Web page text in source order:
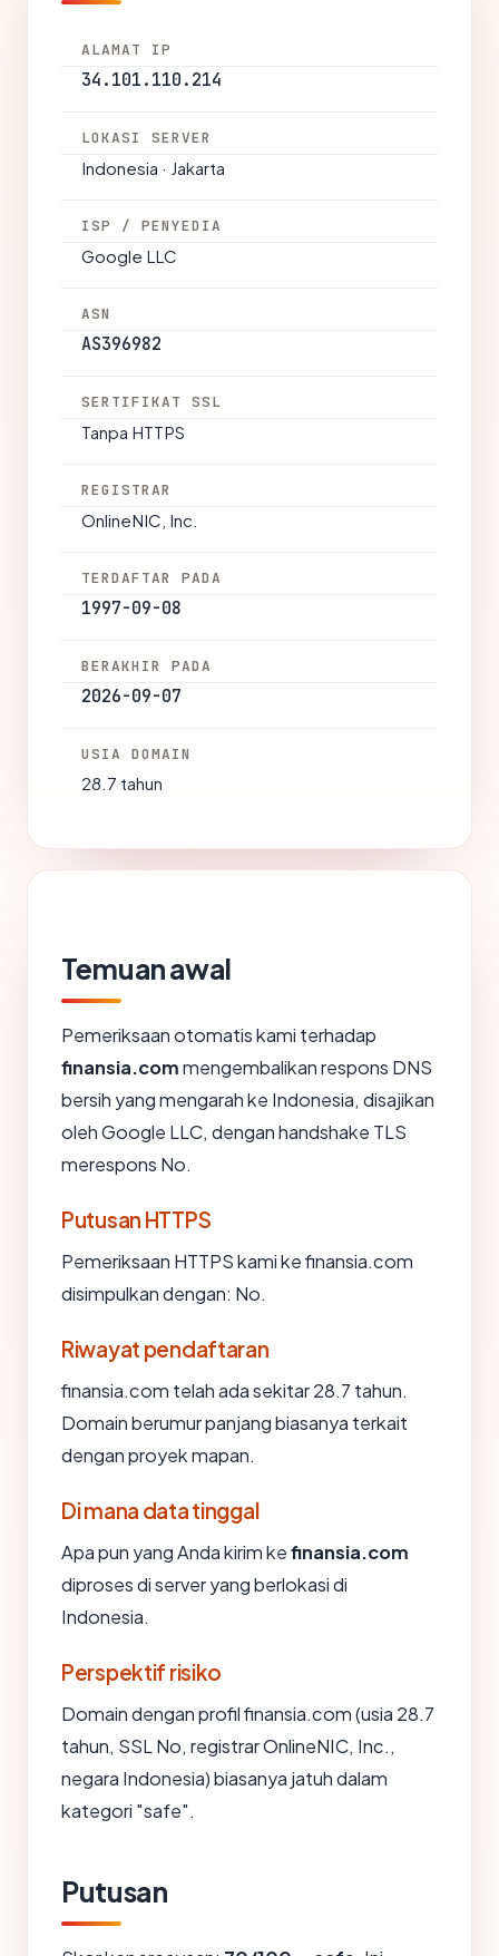
ALAMAT IP
34.101.110.214
LOKASI SERVER
Indonesia · Jakarta
ISP / PENYEDIA
Google LLC
ASN
AS396982
SERTIFIKAT SSL
Tanpa HTTPS
REGISTRAR
OnlineNIC, Inc.
TERDAFTAR PADA
1997-09-08
BERAKHIR PADA
2026-09-07
USIA DOMAIN
28.7 tahun
Temuan awal
Pemeriksaan otomatis kami terhadap
finansia.commengembalikan respons DNS
bersih yang mengarah ke Indonesia, disajikan
oleh Google LLC, dengan handshake TLS
merespons No.
Putusan HTTPS
Pemeriksaan HTTPS kami ke finansia.com
disimpulkan dengan: No.
Riwayat pendaftaran
finansia.com telah ada sekitar 28.7 tahun.
Domain berumur panjang biasanya terkait
dengan proyek mapan.
Di mana data tinggal
Apa pun yang Anda kirim kefinansia.com
diproses di server yang berlokasi di
Indonesia.
Perspektif risiko
Domain dengan profil finansia.com (usia 28.7
tahun, SSL No, registrar OnlineNIC, Inc.,
negara Indonesia) biasanya jatuh dalam
kategori "safe".
Putusan